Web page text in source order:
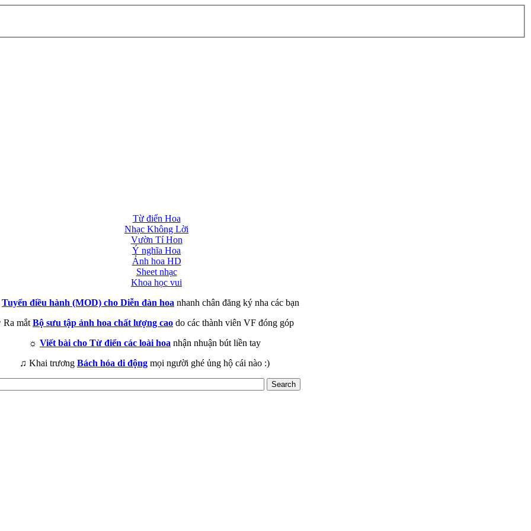
Từ điển Hoa
Nhạc Không Lời
Vườn Tí Hon
Ý nghĩa Hoa
Ảnh hoa HD
Sheet nhạc
Khoa học vui
Tuyển điều hành (MOD) cho Diễn đàn hoa nhanh chân đăng ký nha các bạn
Ra mắt Bộ sưu tập ảnh hoa chất lượng cao do các thành viên VF đóng góp
☼ Viết bài cho Từ điển các loài hoa nhận nhuận bút liền tay
♫ Khai trương Bách hóa di động mọi người ghé ủng hộ cái nào :)